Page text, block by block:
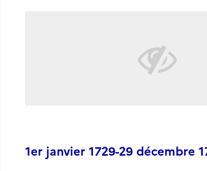
1er janvier 1729-29 décembre